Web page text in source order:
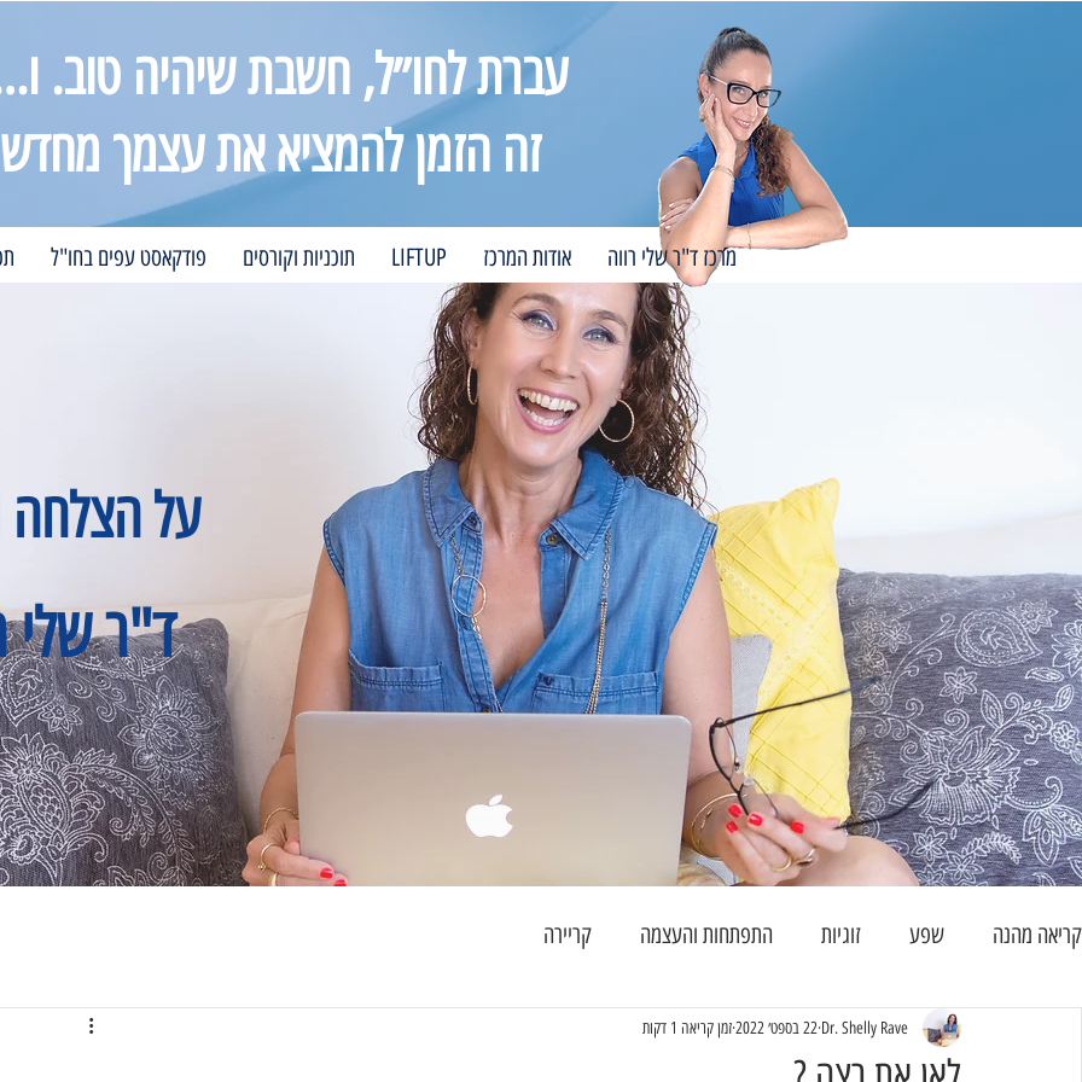
עברת לחו״ל, חשבת שיהיה טוב.
זה הזמן להמציא את עצמך מחדש
מרכז ד"ר שלי רווה אודות המרכז LIFTUP תוכניות וקורסים פודקאסט עפים בחו"ל
על
ד"ר שלי
קריאה מהנה שפע זוגיות התפתחות והעצמה קריירה
Dr. Shelly Rave 22 בספט׳ 2022 זמן קריאה 1 דקות